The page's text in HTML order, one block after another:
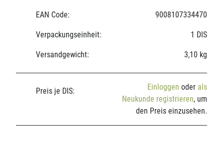
EAN Code: 9008107334470
Verpackungseinheit: 1 DIS
Versandgewicht: 3,10 kg
Preis je DIS: Einloggen oder als
Neukunde registrieren, um
den Preis einzusehen.